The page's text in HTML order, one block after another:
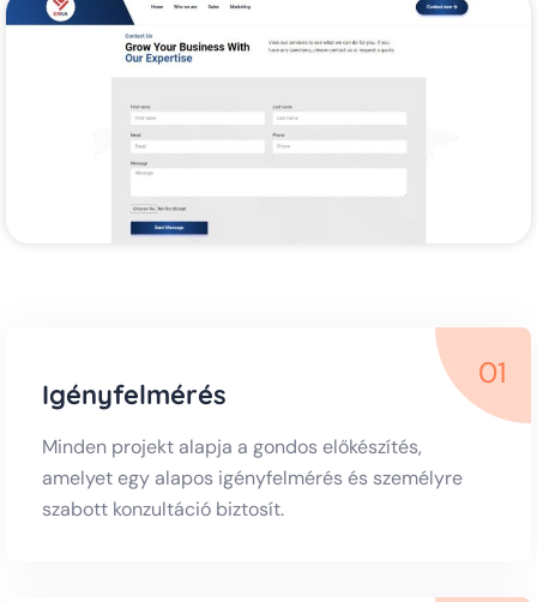
01
Igényfelmérés
Minden projekt alapja a gondos előkészítés,
amelyet egy alapos igényfelmérés és személyre
szabott konzultáció biztosít.